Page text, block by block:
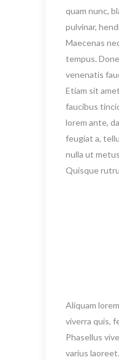
quam nunc,
pulvinar,
Maecenas
tempus.
venenatis
Etiam sit
faucibus
lorem ante,
feugiat a,
nulla ut
Quisque
Aliquam
viverra quis,
Phasellus
varius